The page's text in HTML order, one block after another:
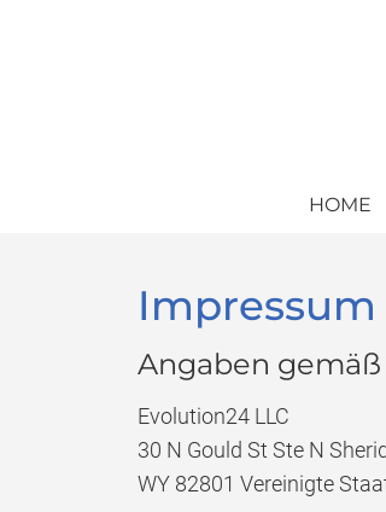
HOME
Impressum
Angaben gemäß
Evolution24 LLC
30 N Gould St Ste N
WY 82801 Vereinigte